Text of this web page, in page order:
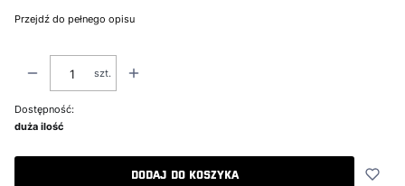
Przejdź do pełnego opisu
szt.
Dostępność:
duża ilość
Dodaj do koszyka